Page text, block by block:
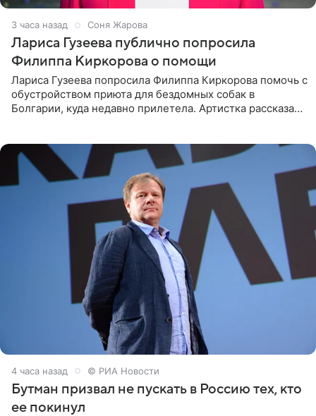
3 часа назад Соня Жарова
Лариса Гузеева публично попросила
Филиппа Киркорова о помощи
Лариса Гузеева попросила Филиппа Киркорова помочь с
обустройством приюта для бездомных собак в
Болгарии, куда недавно прилетела. Артистка рассказала
4 часа назад © РИА Новости
Бутман призвал не пускать в Россию тех, кто
ее покинул